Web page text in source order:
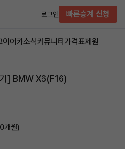
로그인 빠른승계 신청
이어카소식커뮤니티 가격표제원
] BMW X6(F16)
개월)